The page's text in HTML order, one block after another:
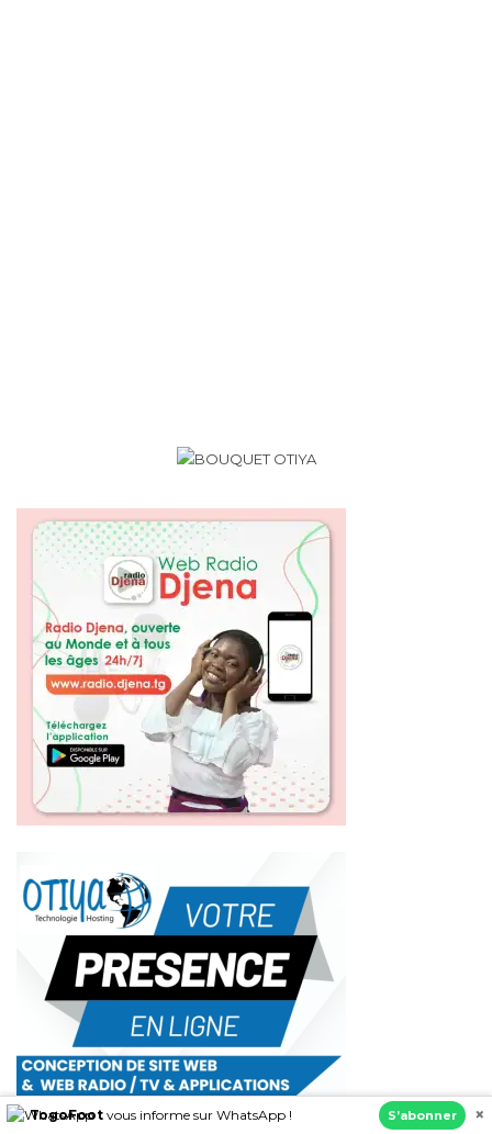
TogoFoot vous informe sur WhatsApp ! S’abonner ×